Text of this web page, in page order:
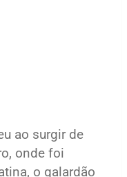
ao surgir de
onde foi
o galardão